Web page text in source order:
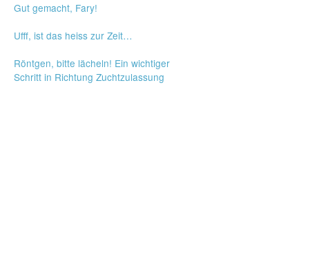
Gut gemacht, Fary!
Ufff, ist das heiss zur Zeit…
Röntgen, bitte lächeln! Ein wichtiger
Schritt in Richtung Zuchtzulassung